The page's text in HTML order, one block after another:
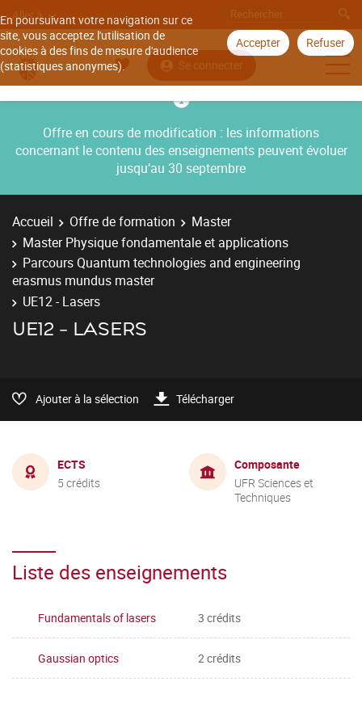
En poursuivant votre navigation sur ce
site, vous acceptez l'utilisation de
cookies à des fins de mesure d'audience
(statistiques anonymes).
Accepter Refuser
Aller à
Se connecter
Offre en cours de modification : les informations
concernant le contenu des enseignements peuvent évoluer
jusqu’au 30 septembre
Accueil Offre de formation
Master
Master Physique fondamentale et applications
Parcours Quantum technologies and engineering
erasmus mundus master
UE12 - Lasers
UE12 - LASERS
Ajouter à la sélection Télécharger
ECTS
5 crédits
Composante
UFR Sciences et
Techniques
Liste des enseignements
Fundamentals of lasers 3 crédits
Gaussian optics 2 crédits